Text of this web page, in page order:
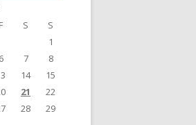
F S
S
1
6 7
8
14
15
21
22
28
29